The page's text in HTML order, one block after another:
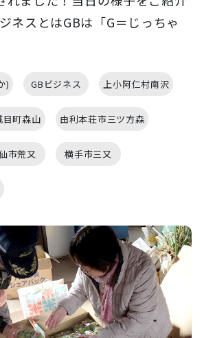
スとはGBは「G＝じっちゃ
) GBビジネス 上小阿仁村南沢
目町森山 由利本荘市三ツ方森
市荒又 横手市三又